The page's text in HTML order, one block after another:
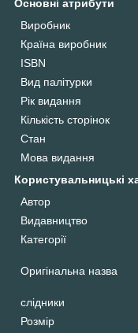
Основні атрибути
Виробник
Країна виробник
ISBN
Вид палітурки
Рік видання
Кількість сторінок
Стан
Мова видання
Користувальницькі
Автор
Видавництво
Категорії
Оригінальна назва
слідники
Розмір